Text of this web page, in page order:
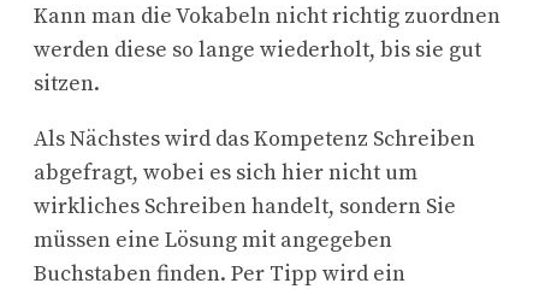
Kann man die Vokabeln nicht richtig zuordnen
werden diese so lange wiederholt, bis sie gut
sitzen.
Als Nächstes wird das Kompetenz Schreiben
abgefragt, wobei es sich hier nicht um
wirkliches Schreiben handelt, sondern Sie
müssen eine Lösung mit angegeben
Buchstaben finden. Per Tipp wird ein